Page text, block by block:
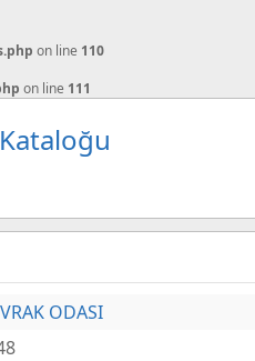
on line 110
on line 111
ODASI